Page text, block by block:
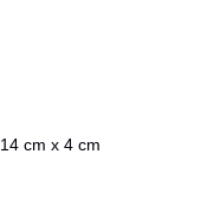
cm x 4 cm